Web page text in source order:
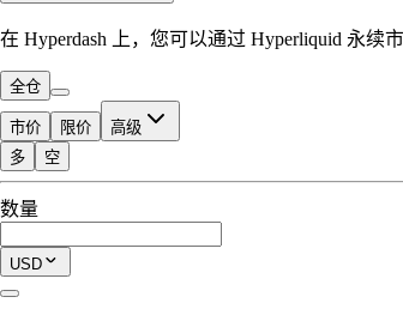
在 Hyperdash 上，您可以通过 Hyperliquid 永续
全仓
市价 限价 高级
可交易额度
$0.00
当前仓位
多 空
数量
USD